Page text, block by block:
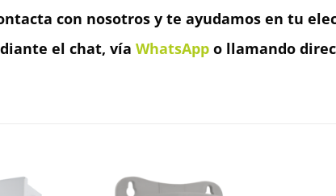
con nosotros y te ayudamos en tu
el chat, vía WhatsAppo llamando